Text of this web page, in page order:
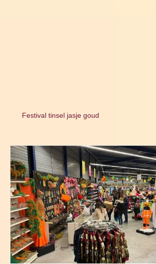
Festival tinsel jasje goud